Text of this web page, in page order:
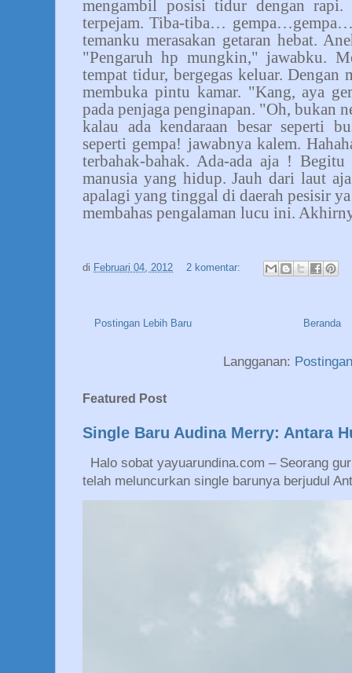
mengambil posisi tidur dengan rapi.
terpejam. Tiba-tiba…
temanku merasakan getaran hebat.
"Pengaruh hp mungkin," jawabku.
tempat tidur, bergegas keluar. Dengan
membuka pintu kamar. "Kang, aya
pada penjaga penginapan. "Oh, bukan
kalau ada kendaraan besar seperti
seperti gempa! jawabnya kalem.
terbahak-bahak. Ada-ada aja !
manusia yang hidup. Jauh dari laut
apalagi yang tinggal di daerah pesisir
membahas pengalaman lucu ini.
di Februari 04, 2012 2 komentar:
Postingan Lebih Baru Beranda
Langganan:
Featured Post
Single Baru Audina Merry: Antara
Halo sobat yayuarundina.com – Seorang
telah meluncurkan single barunya berjudul